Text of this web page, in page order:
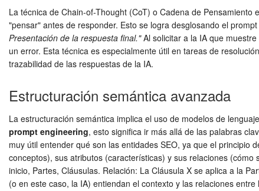
La técnica de Chain-of-Thought (CoT) o Cadena de
"pensar" antes de responder. Esto se logra desglosando el
Presentación de la respuesta final."Al solicitar a la IA que
un error. Esta técnica es especialmente útil en tareas de
trazabilidad de las respuestas de la IA.
Estructuración semántica avanzada
La estructuración semántica implica el uso de modelos de
prompt engineering, esto significa ir más allá de las palabras
muy útil entender qué son las entidades SEO, ya que el principio
conceptos), sus atributos (características) y sus relaciones
inicio, Partes, Cláusulas. Relación: La Cláusula X se aplica a la
(o en este caso, la IA) entiendan el contexto y las relaciones